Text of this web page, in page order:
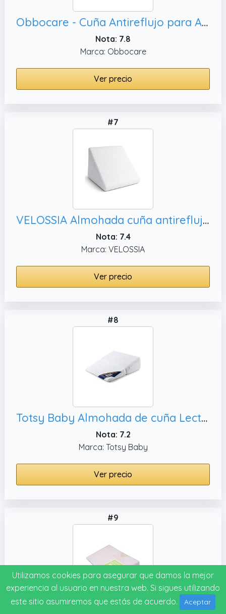
Obbocare - Cuña Antireflujo para Adulto. Almohada Cervical de Espuma con Funda de Aloe Vera. Cuña de Elevación para Cama. Taco Elevador de Piernas para Circulación 60x50x20 CM
Nota: 7.8
Marca: Obbocare
Ver precio
#7
VELOSSIA Almohada cuña antireflujo Adulto 30×40×48 cm, Almohadas de Lectura
Nota: 7.4
Marca: VELOSSIA
Ver precio
#8
Totsy Baby Almohada de cuña Lectura cojin Respaldo Cama y Sofa antireflujo Adulto 64 x 62 x 17 cm - Almohadas para Leer cojín elevar colchon para Dormir
Nota: 7.2
Marca: Totsy Baby
Ver precio
#9
Utilizamos cookies para asegurar que damos la mejor
experiencia al usuario en nuestra web. Si sigues utilizando
este sitio asumiremos que estás de acuerdo.
Aceptar